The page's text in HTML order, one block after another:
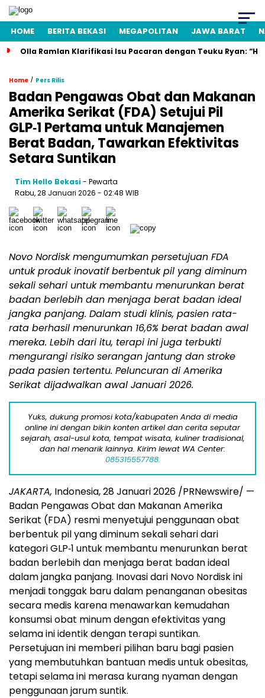
HOME BERITA BEKASI MEGAPOLITAN JAWA BARAT
Olla Ramlan Klarifikasi Isu Pacaran dengan Teuku Ryan:
Home / Pers Rilis
Badan Pengawas Obat dan Makanan
Amerika Serikat (FDA) Setujui Pil
GLP‑1 Pertama untuk Manajemen
Berat Badan, Tawarkan Efektivitas
Setara Suntikan
Tim Hello Bekasi- Pewarta
Rabu, 28 Januari 2026 - 02:48 WIB
Novo Nordisk mengumumkan persetujuan FDA
untuk produk inovatif berbentuk pil yang diminum
sekali sehari untuk membantu menurunkan berat
badan berlebih dan menjaga berat badan ideal
jangka panjang. Dalam studi klinis, pasien rata-
rata berhasil menurunkan 16,6% berat badan awal
mereka. Lebih dari itu, terapi ini juga terbukti
mengurangi risiko serangan jantung dan stroke
pada pasien tertentu. Peluncuran di Amerika
Serikat dijadwalkan awal Januari 2026.
Yuks, dukung promosi kota/kabupaten Anda di media
online ini dengan bikin konten artikel dan cerita seputar
sejarah, asal-usul kota, tempat wisata, kuliner tradisional,
dan hal menarik lainnya. Kirim lewat WA Center:
085315557788.
JAKARTA, Indonesia, 28 Januari 2026 /PRNewswire/ —
Badan Pengawas Obat dan Makanan Amerika
Serikat (FDA) resmi menyetujui penggunaan obat
berbentuk pil yang diminum sekali sehari dari
kategori GLP‑1 untuk membantu menurunkan berat
badan berlebih dan menjaga berat badan ideal
dalam jangka panjang. Inovasi dari Novo Nordisk ini
menjadi tonggak baru dalam penanganan obesitas
secara medis karena menawarkan kemudahan
konsumsi obat minum dengan efektivitas yang
selama ini identik dengan terapi suntikan.
Persetujuan ini memberi pilihan baru bagi pasien
yang membutuhkan bantuan medis untuk obesitas,
tetapi selama ini merasa kurang nyaman dengan
penggunaan jarum suntik.